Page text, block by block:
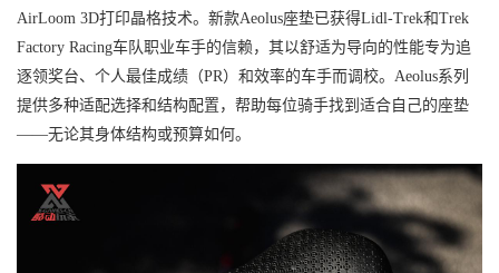
AirLoom 3D打印晶格技术。新款Aeolus座垫已获得Lidl-Trek和Trek
Factory Racing车队职业车手的信赖，其以舒适为导向的性能专为追
逐领奖台、个人最佳成绩（PR）和效率的车手而调校。Aeolus系列
提供多种适配选择和结构配置，帮助每位骑手找到适合自己的座垫
——无论其身体结构或预算如何。